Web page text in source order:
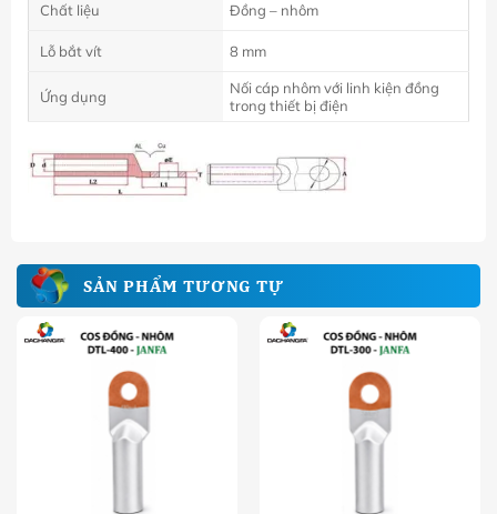
Chất liệu Đồng – nhôm
Lỗ bắt vít 8 mm
Ứng dụng
Nối cáp nhôm với linh kiện đồng
trong thiết bị điện
SẢN PHẨM TƯƠNG TỰ